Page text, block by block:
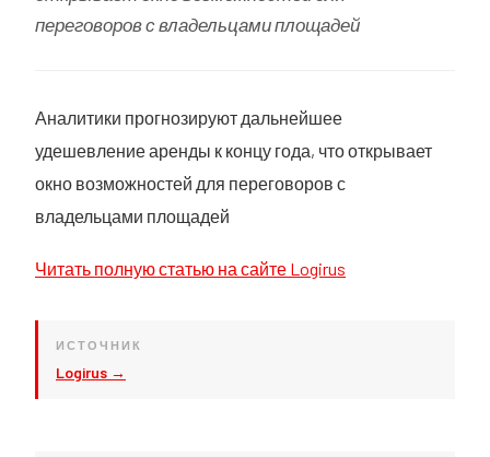
переговоров с владельцами площадей
Аналитики прогнозируют дальнейшее
удешевление аренды к концу года, что открывает
окно возможностей для переговоров с
владельцами площадей
Читать полную статью на сайте Logirus
ИСТОЧНИК
Logirus →